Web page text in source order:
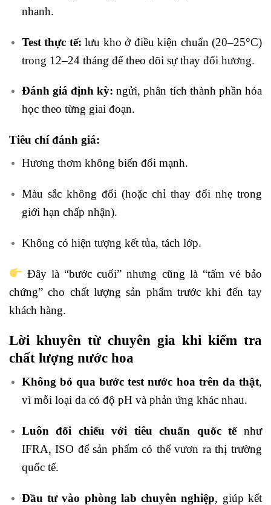
nhanh.
Test thực tế: lưu kho ở điều kiện chuẩn (20–25°C)
trong 12–24 tháng để theo dõi sự thay đổi hương.
Đánh giá định kỳ: ngửi, phân tích thành phần hóa
học theo từng giai đoạn.
Tiêu chí đánh giá:
Hương thơm không biến đổi mạnh.
Màu sắc không đổi (hoặc chỉ thay đổi nhẹ trong
giới hạn chấp nhận).
Không có hiện tượng kết tủa, tách lớp.
Đây là “bước cuối” nhưng cũng là “tấm vé bảo
chứng” cho chất lượng sản phẩm trước khi đến tay
khách hàng.
Lời khuyên từ chuyên gia khi kiểm tra
chất lượng nước hoa
Không bỏ qua bước test nước hoa trên da thật,
vì mỗi loại da có độ pH và phản ứng khác nhau.
Luôn đối chiếu với tiêu chuẩn quốc tếnhư
IFRA, ISO để sản phẩm có thể vươn ra thị trường
quốc tế.
Đầu tư vào phòng lab chuyên nghiệp, giúp kết